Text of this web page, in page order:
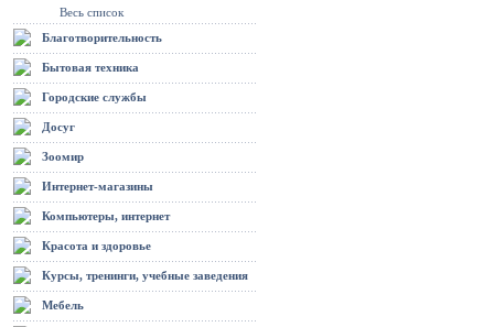
Весь список
Благотворительность
Бытовая техника
Городские службы
Досуг
Зоомир
Интернет-магазины
Компьютеры, интернет
Красота и здоровье
Курсы, тренинги, учебные заведения
Мебель